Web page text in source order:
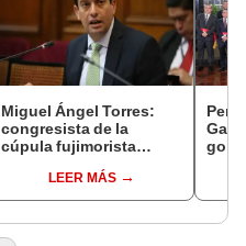
Miguel Ángel Torres:
congresista de la
cúpula fujimorista
del SenadoLEER MÁS